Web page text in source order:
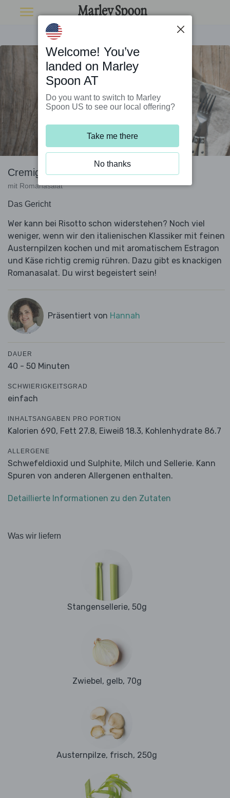
Cremiges Austernpilz-Risotto
mit Romanasalat
Das Gericht
Wer kann bei Risotto schon widerstehen? Noch viel
weniger, wenn wir den italienischen Klassiker mit feinen
Austernpilzen kochen und mit aromatischem Estragon
und Käse richtig cremig rühren. Dazu gibt es knackigen
Romanasalat. Du wirst begeistert sein!
Präsentiert von Hannah
DAUER
40 - 50 Minuten
SCHWIERIGKEITSGRAD
einfach
INHALTSANGABEN PRO PORTION
Kalorien 690, Fett 27.8, Eiweiß 18.3, Kohlenhydrate 86.7
ALLERGENE
Schwefeldioxid und Sulphite, Milch und Sellerie. Kann
Spuren von anderen Allergenen enthalten.
Detaillierte Informationen zu den Zutaten
Was wir liefern
Stangensellerie, 50g
Zwiebel, gelb, 70g
Austernpilze, frisch, 250g
Welcome! You’ve
landed on Marley
Spoon AT
Do you want to switch to Marley
Spoon US to see our local offering?
Take me there
No thanks